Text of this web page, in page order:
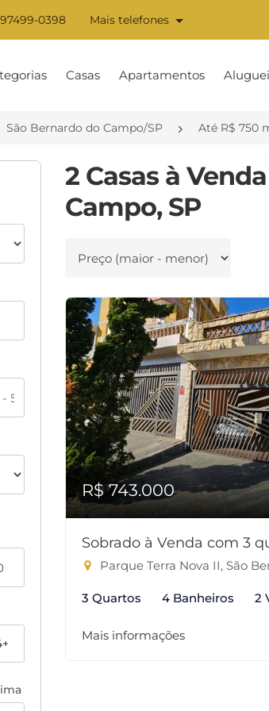
97499-0398 Mais telefones
Casas Apartamentos
São Bernardo do Campo/SP Até R$ 750
2 Casas à
Campo, SP
Ordenar por
R$ 743.000
Sobrado à Venda com 3
Parque Terra Nova II, São
3 Quartos 4 Banheiros 2
Mais informações